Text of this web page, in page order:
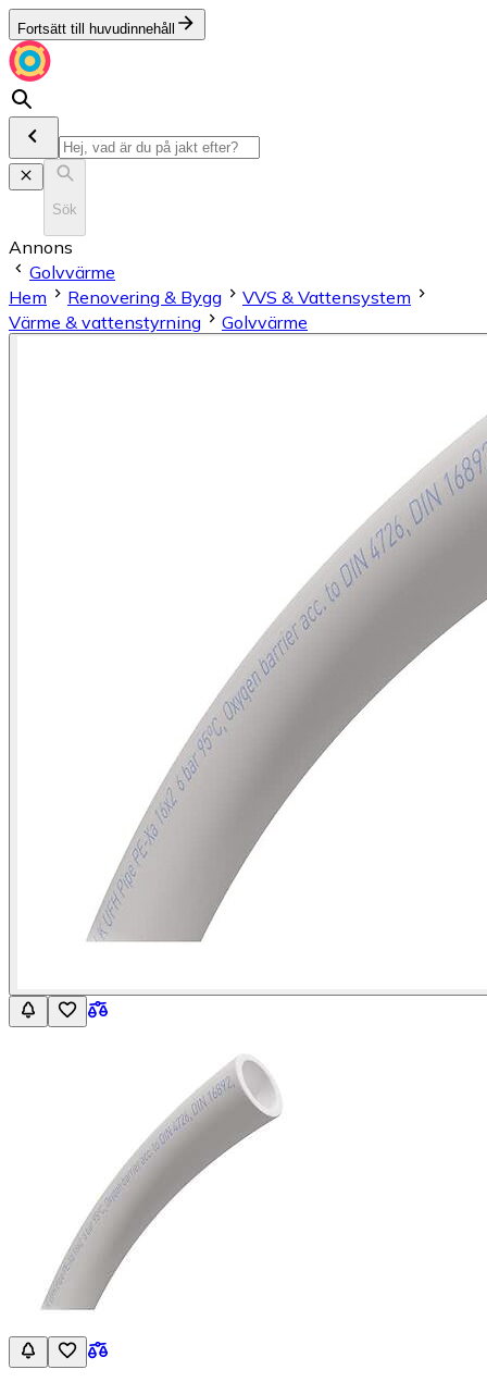
Fortsätt till huvudinnehåll
Sök
Annons
Golvvärme
Hem
Renovering & Bygg
VVS & Vattensystem
Värme & vattenstyrning
Golvvärme